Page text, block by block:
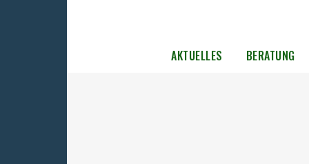
AKTUELLES BERATUNG